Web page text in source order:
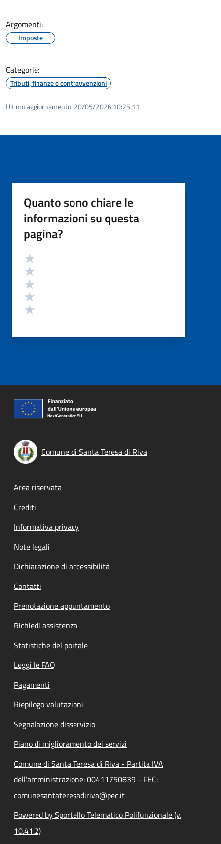
Argomenti:
Imposte
Categorie:
Tributi, finanze e contravvenzioni
Ultimo aggiornamento: 20/05/2026 10:25.11
Quanto sono chiare le
informazioni su questa
pagina?
Valutazione
Comune di Santa Teresa di Riva
Footer menu
Area riservata
Crediti
Informativa privacy
Note legali
Dichiarazione di accessibilità
Contatti
Prenotazione appuntamento
Richiedi assistenza
Statistiche del portale
Leggi le FAQ
Pagamenti
Riepilogo valutazioni
Segnalazione disservizio
Piano di miglioramento dei servizi
Comune di Santa Teresa di Riva - Partita IVA
dell'amministrazione: 00411750839 - PEC:
comunesantateresadiriva@pec.it
Powered by Sportello Telematico Polifunzionale (v.
10.41.2)